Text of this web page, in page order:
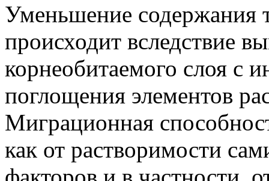
Уменьшение содержания
происходит вследствие
корнеобитаемого слоя с
поглощения элементов
Миграционная
как от растворимости